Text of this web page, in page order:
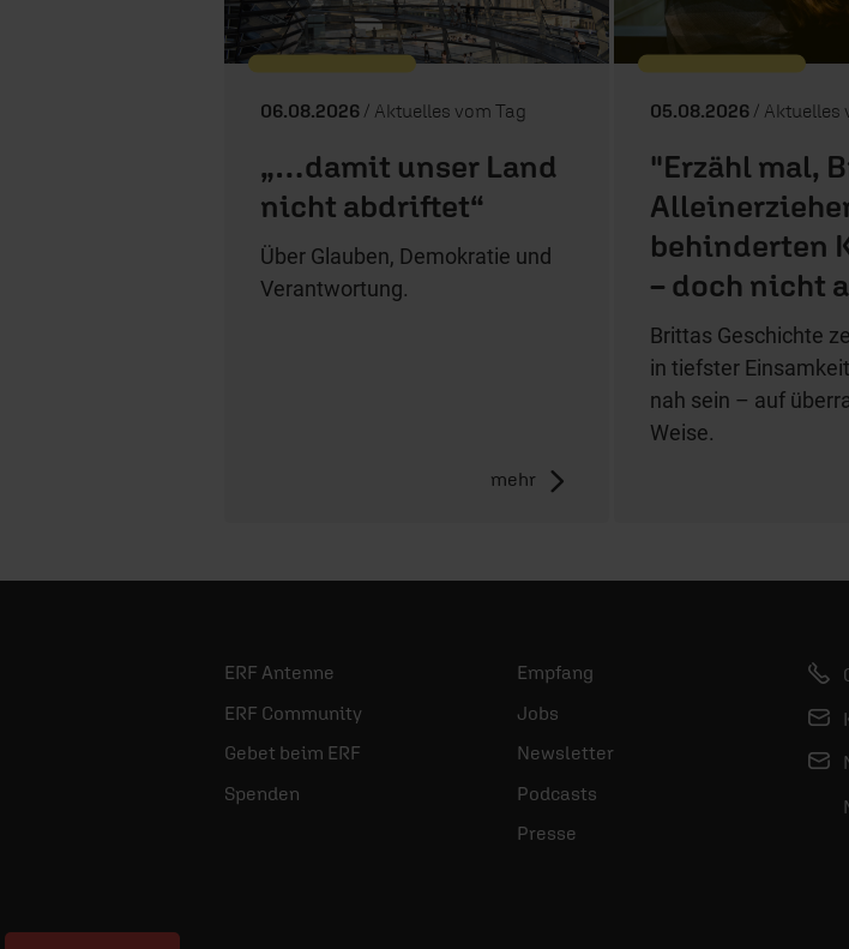
06.08.2026 / Aktuelles vom Tag
„…damit unser Land
nicht abdriftet“
Über Glauben, Demokratie und
Verantwortung.
mehr
05.08.2026 / Aktuelles
"Erzähl mal,
behinderten
– doch nicht
Brittas Geschichte
in tiefster
nah sein – auf
Weise.
ERF Antenne
ERF Community
Gebet beim ERF
Spenden
Empfang
Jobs
Newsletter
Podcasts
Presse